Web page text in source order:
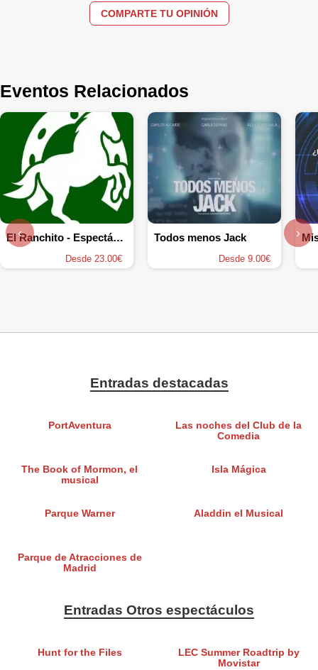
COMPARTE TU OPINIÓN
Eventos Relacionados
El Ranchito - Espectáculo Ecuestre
Desde 23.00€
Todos menos Jack
Desde 9.00€
‹ ›
Entradas destacadas
PortAventura
Las noches del Club de la
Comedia
The Book of Mormon, el
musical
Isla Mágica
Parque Warner Aladdin el Musical
Parque de Atracciones de
Madrid
Entradas Otros espectáculos
Hunt for the Files
LEC Summer Roadtrip by
Movistar